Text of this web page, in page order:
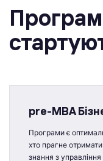
pre-MBA
Програми є
хто прагне отримати
знання з